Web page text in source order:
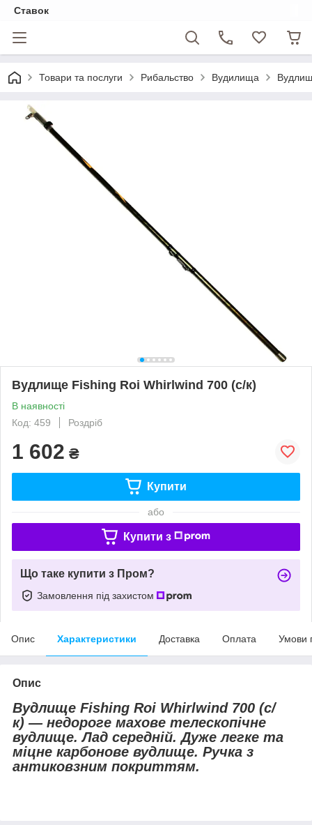
Ставок
Товари та послуги Рибальство Вудилища
Вудлище Fishing Roi Whirlwind 700 (с/к)
В наявності
Код: 459
Роздріб
1 602 ₴
Купити
або
Купити з
Що таке купити з Пром?
Замовлення під захистом
Опис Характеристики Доставка Оплата Умови
Опис
Вудлище Fishing Roi Whirlwind 700 (с/
к) — недороге махове телескопічне
вудлище. Лад середній. Дуже легке та
міцне карбонове вудлище. Ручка з
антиковзним покриттям.